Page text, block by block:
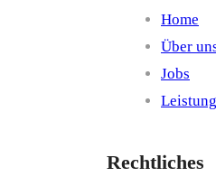
Home
Über
Jobs
Rechtliches